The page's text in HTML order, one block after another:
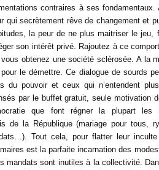
contraires à ses
qui secrètement rêve de changement et
la peur de ne plus maitriser le jeu,
son intérêt privé. Rajoutez à ce
obtenez une société sclérosée. A la
le démettre. Ce dialogue de sourds
du pouvoir et ceux qui n’entendent
par le buffet gratuit, seule motivation
que font régner la plupart les
de la République (mariage pour tous,
Tout cela, pour flatter leur
est la parfaite incarnation des
mandats sont inutiles à la collectivité.